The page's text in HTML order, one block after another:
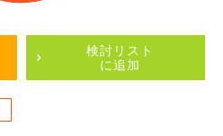
検討リスト
に追加